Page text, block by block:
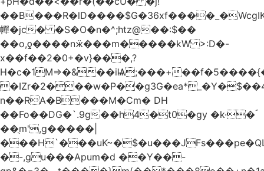
幝�jc� �S�O�n�^;htz@��:$��
��o,ƍ����nӝ���m�����kW >:D�-
x��f��2�0+�v}���,?
H�c�1M=>�&��iѨ;���+
n��RA�B���M�Ϲm� DH
��Fo��DG�`.9g��h4�t0�gy �k·�ؐ
��ֻm',g�����|
�-,gu���Apum�d ��Y��-